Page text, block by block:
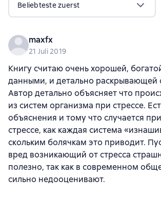
Beliebteste zuerst
maxfx
21 Juli 2019
Книгу считаю очень хорошей,
данными, и детально раскрывающей
Автор детально объясняет что
из систем организма при стрессе.
объяснения и тому что случается
стрессе, как каждая система
скольким болячкам это приводит.
вред возникающий от стресса
полезно, так как в современном
сильно недооценивают.